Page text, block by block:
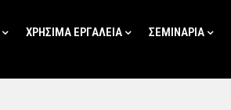
ΧΡΗΣΙΜΑ ΕΡΓΑΛΕΙΑ ΣΕΜΙΝΑΡΙΑ